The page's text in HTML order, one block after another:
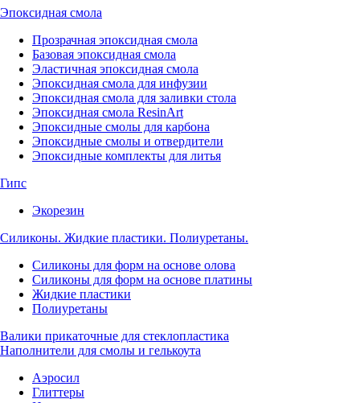
Эпоксидная смола
Прозрачная эпоксидная смола
Базовая эпоксидная смола
Эластичная эпоксидная смола
Эпоксидная смола для инфузии
Эпоксидная смола для заливки стола
Эпоксидная смола ResinArt
Эпоксидные смолы для карбона
Эпоксидные смолы и отвердители
Эпоксидные комплекты для литья
Гипс
Экорезин
Силиконы. Жидкие пластики. Полиуретаны.
Силиконы для форм на основе олова
Силиконы для форм на основе платины
Жидкие пластики
Полиуретаны
Валики прикаточные для стеклопластика
Наполнители для смолы и гелькоута
Аэросил
Глиттеры